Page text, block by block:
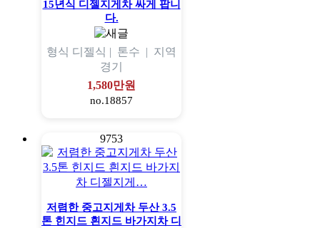
15년식 디젤지게차 싸게 팝니
다.
형식 디젤식 | 톤수 | 지역
경기
1,580만원
no.18857
9753
저렴한 중고지게차 두산 3.5
톤 힌지드 흰지드 바가지차 디